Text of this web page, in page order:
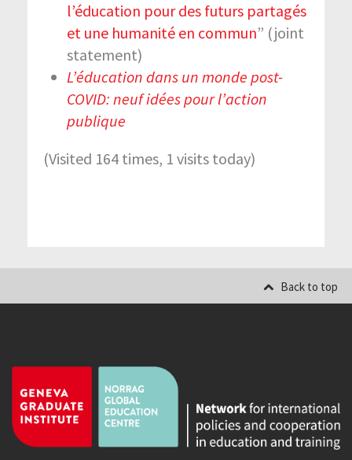
l’éducation pour des futurs partagés
et une humanité en commun” (joint
statement)
L’éducation dans un monde post-
COVID: neuf idées pour l’action
publique
(Visited 164 times, 1 visits today)
Back to top